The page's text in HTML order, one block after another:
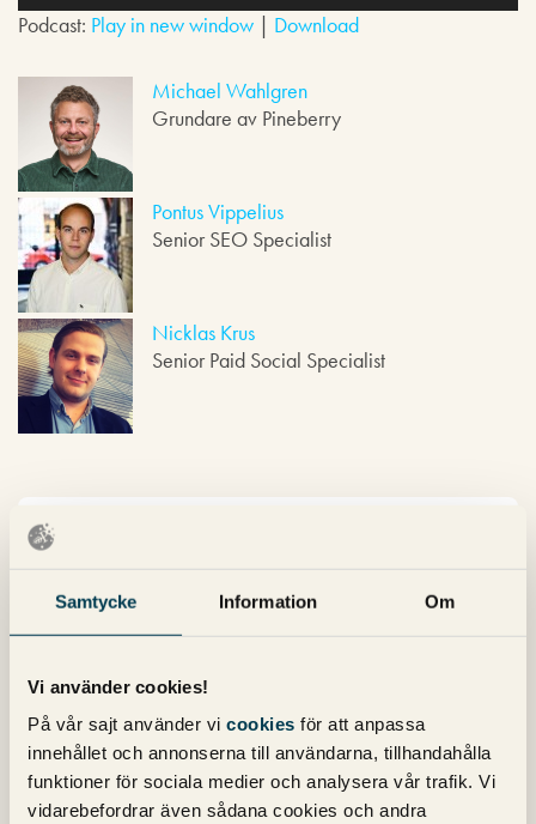
Samtycke Information Om
Vi använder cookies!
På vår sajt använder vi cookies för att anpassa
innehållet och annonserna till användarna, tillhandahålla
funktioner för sociala medier och analysera vår trafik. Vi
vidarebefordrar även sådana cookies och andra
u
d
p
r
e
Podcast: Play in new window | Download
Michael Wahlgren
Grundare av Pineberry
Pontus Vippelius
Senior SEO Specialist
Nicklas Krus
Senior Paid Social Specialist
Nyhetsbrev
Prenumerera på vårt nyhetsbrev för det
senaste inom SEO, Google Ads och sociala
medier!